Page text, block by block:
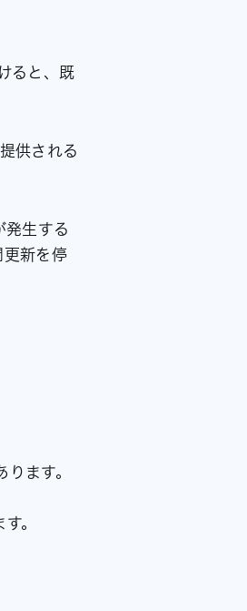
ると、既
供される
発生する
更新を停
ます。
。